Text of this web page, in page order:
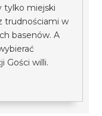
tylko miejski
trudnościami w
basenów. A
Gości willi.